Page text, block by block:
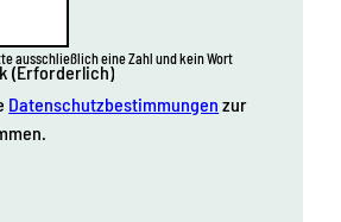
ausschließlich eine Zahl und kein Wort
(Erforderlich)
Datenschutzbestimmungen zur